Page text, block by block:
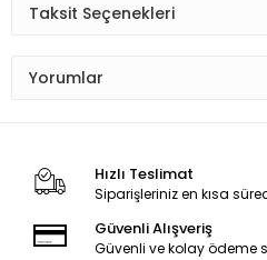
Taksit Seçenekleri
Yorumlar
Hızlı Teslimat
Siparişleriniz en kısa
Güvenli Alışveriş
Güvenli ve kolay ödeme